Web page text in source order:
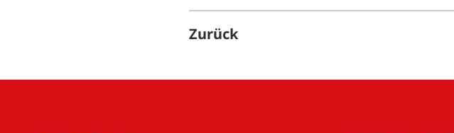
Zurück